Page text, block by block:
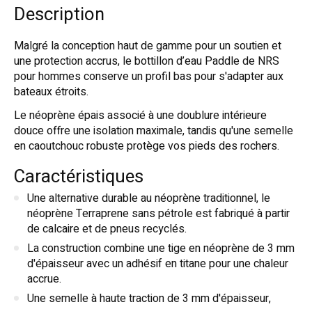
Description
Malgré la conception haut de gamme pour un soutien et
une protection accrus, le bottillon d’eau Paddle de NRS
pour hommes conserve un profil bas pour s'adapter aux
bateaux étroits.
Le néoprène épais associé à une doublure intérieure
douce offre une isolation maximale, tandis qu'une semelle
en caoutchouc robuste protège vos pieds des rochers.
Caractéristiques
Une alternative durable au néoprène traditionnel, le
néoprène Terraprene sans pétrole est fabriqué à partir
de calcaire et de pneus recyclés.
La construction combine une tige en néoprène de 3 mm
d'épaisseur avec un adhésif en titane pour une chaleur
accrue.
Une semelle à haute traction de 3 mm d'épaisseur,